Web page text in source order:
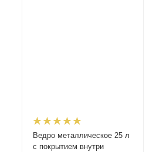
Ведро металлическое 25 л
с покрытием внутри